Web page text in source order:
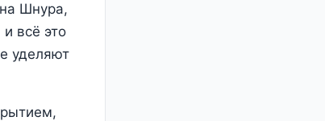
Шнура,
всё это
уделяют